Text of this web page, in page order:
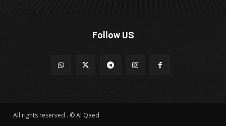
Follow US
All rights reserved . © Al Qaed .